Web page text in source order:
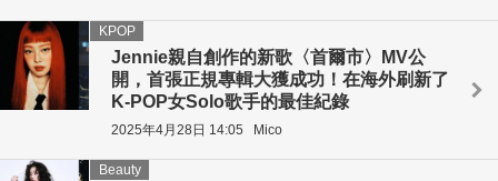
Jennie親自創作的新歌〈首爾市〉MV公
開，首張正規專輯大獲成功！在海外刷新了
K-POP女Solo歌手的最佳紀錄
KPOP
2025年4月28日 14:05 Mico
Beauty